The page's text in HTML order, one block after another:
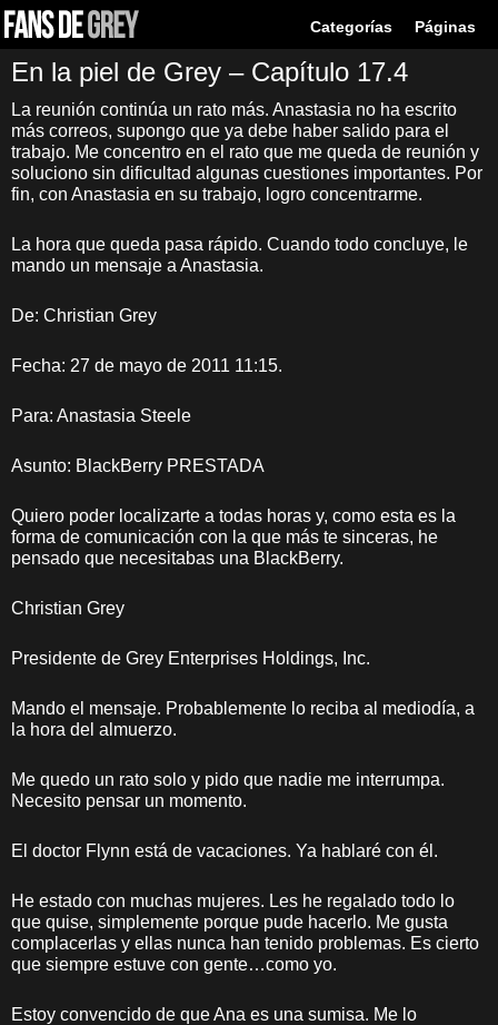
Categorías Páginas
En la piel de Grey – Capítulo 17.4
La reunión continúa un rato más. Anastasia no ha escrito
más correos, supongo que ya debe haber salido para el
trabajo. Me concentro en el rato que me queda de reunión y
soluciono sin dificultad algunas cuestiones importantes. Por
fin, con Anastasia en su trabajo, logro concentrarme.
La hora que queda pasa rápido. Cuando todo concluye, le
mando un mensaje a Anastasia.
De: Christian Grey
Fecha: 27 de mayo de 2011 11:15.
Para: Anastasia Steele
Asunto: BlackBerry PRESTADA
Quiero poder localizarte a todas horas y, como esta es la
forma de comunicación con la que más te sinceras, he
pensado que necesitabas una BlackBerry.
Christian Grey
Presidente de Grey Enterprises Holdings, Inc.
Mando el mensaje. Probablemente lo reciba al mediodía, a
la hora del almuerzo.
Me quedo un rato solo y pido que nadie me interrumpa.
Necesito pensar un momento.
El doctor Flynn está de vacaciones. Ya hablaré con él.
He estado con muchas mujeres. Les he regalado todo lo
que quise, simplemente porque pude hacerlo. Me gusta
complacerlas y ellas nunca han tenido problemas. Es cierto
que siempre estuve con gente…como yo.
Estoy convencido de que Ana es una sumisa. Me lo